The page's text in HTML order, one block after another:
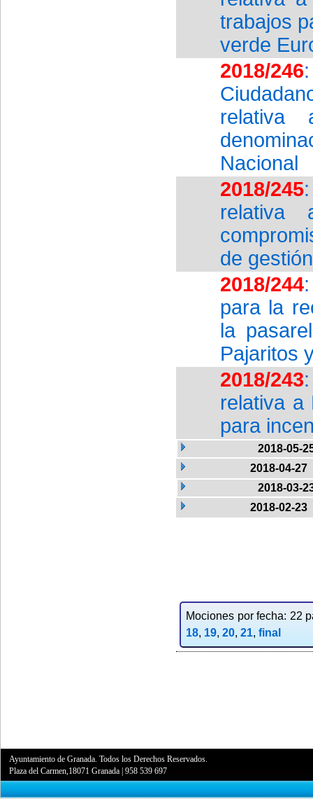
trabajos
verde
2018/246
relativa
Nacional
2018/245
relativa
de gestión
2018/244
para la
la
Pajaritos
2018/243
relativa a
para
2018-05-
2018-04-27
2018-03-
2018-02-23
Mociones por fecha: 22
18, 19, 20, 21, final
Ayuntamiento de Granada. Todos los Derechos Reservados.
Plaza del Carmen,18071 Granada |958 539 697